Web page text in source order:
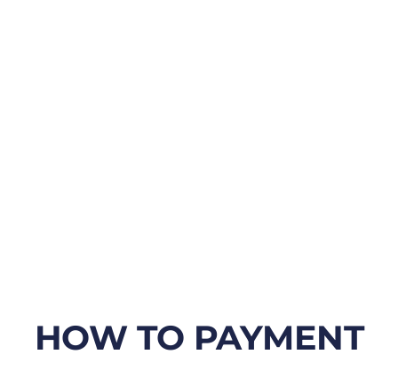
HOW TO PAYMENT